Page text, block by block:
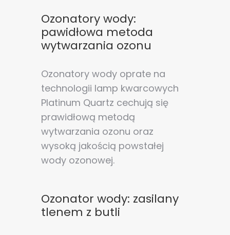
Ozonatory wody:
pawidłowa metoda
wytwarzania ozonu
Ozonatory wody oprate na
technologii lamp kwarcowych
Platinum Quartz cechują się
prawidłową metodą
wytwarzania ozonu oraz
wysoką jakością powstałej
wody ozonowej.
Ozonator wody: zasilany
tlenem z butli
Cookies to małe pliki danych, które są